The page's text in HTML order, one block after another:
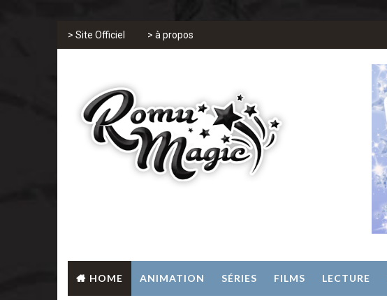
> Site Officiel > à propos
HOME ANIMATION SÉRIES FILMS LECTURE